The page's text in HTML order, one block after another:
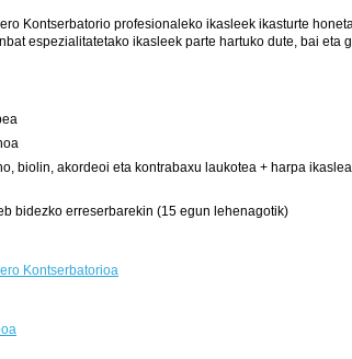
Kontserbatorio profesionaleko ikasleek ikasturte
espezialitatetako ikasleek parte hartuko dute, bai eta
biolin, akordeoi eta kontrabaxu laukotea + harpa
bidezko erreserbarekin (15 egun lehenagotik)
Kontserbatorioa